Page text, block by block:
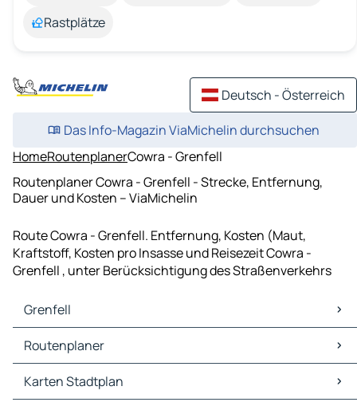
Rastplätze
Deutsch - Österreich
Das Info-Magazin ViaMichelin durchsuchen
HomeRoutenplanerCowra - Grenfell
Routenplaner Cowra - Grenfell - Strecke, Entfernung,
Dauer und Kosten – ViaMichelin
Route Cowra - Grenfell. Entfernung, Kosten (Maut,
Kraftstoff, Kosten pro Insasse und Reisezeit Cowra -
Grenfell , unter Berücksichtigung des Straßenverkehrs
Grenfell
Grenfell Karten Stadtplan
Grenfell Verkehr
Grenfell Hotels
Grenfell Restaurants
Routenplaner
Routenplaner Grenfell - Glenelg
Karten Stadtplan